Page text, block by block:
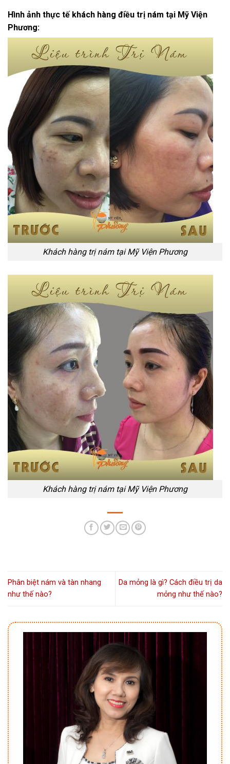
Hình ảnh thực tế khách hàng điều trị nám tại Mỹ Viện
Phương:
Khách hàng trị nám tại Mỹ Viện Phương
Khách hàng trị nám tại Mỹ Viện Phương
Phân biệt nám và tàn nhang
như thế nào?
Da mỏng là gì? Cách điều trị da
mỏng như thế nào?